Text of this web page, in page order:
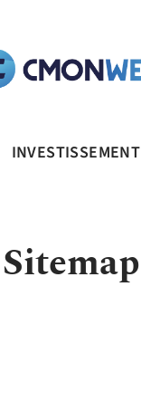
INVESTISSEMENT
Sitemap